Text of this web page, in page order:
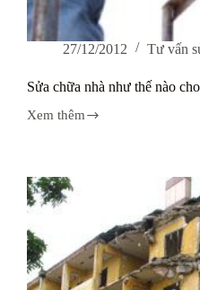
27/12/2012 Tư vấn
Sửa chữa nhà như thế nào
Xem thêm
Sửa
thế
nào
cho
hiệu
quả?
(P1)